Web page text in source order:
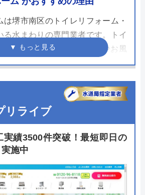
は堺市南区のトイレリフォーム・
る水まわりの専門業者です。トイ
交換以外にも、キッチンやお風
などあらゆる水まわりのトラブル
交換か迷っている方は、ハウスラ
水まわりの専門業者にまず相談す
す。状況に合わせて最適な提案を
う。
験を積んだスタッフが駆けつける
時間365日対応可能で、在庫があ
リライブ
実績3500件突破！最短即日の
施中